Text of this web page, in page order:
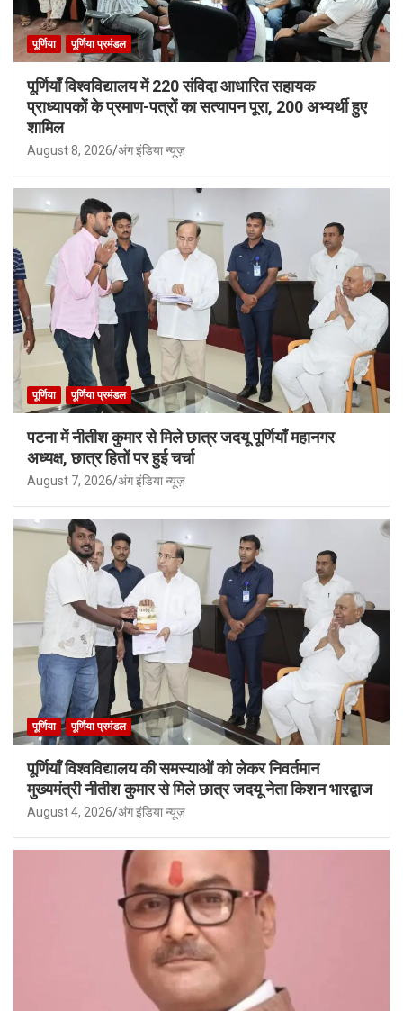
पूर्णिया पूर्णिया प्रमंडल
पूर्णियाँ विश्वविद्यालय में 220 संविदा आधारित सहायक
प्राध्यापकों के प्रमाण-पत्रों का सत्यापन पूरा, 200 अभ्यर्थी हुए
शामिल
August 8, 2026 अंग इंडिया न्यूज़
पूर्णिया पूर्णिया प्रमंडल
पटना में नीतीश कुमार से मिले छात्र जदयू पूर्णियाँ महानगर
अध्यक्ष, छात्र हितों पर हुई चर्चा
August 7, 2026 अंग इंडिया न्यूज़
पूर्णिया पूर्णिया प्रमंडल
पूर्णियाँ विश्वविद्यालय की समस्याओं को लेकर निवर्तमान
मुख्यमंत्री नीतीश कुमार से मिले छात्र जदयू नेता किशन भारद्वाज
August 4, 2026 अंग इंडिया न्यूज़